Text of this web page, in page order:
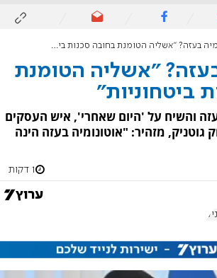
בעזה? "אשליה הטומנת בחובה סכנות ביטחוניות"
"אשליה הטומנת
ביטחוניות"
והשיח על 'היום שאחרי', איש העסקים
גוטניק, מזהיר: "אוטונומיה בעזה הינה
1 דקות